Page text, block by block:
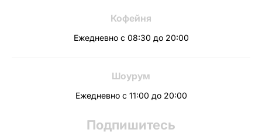
Кофейня
Ежедневно с 08:30 до 20:00
Шоурум
Ежедневно с 11:00 до 20:00
Подпишитесь